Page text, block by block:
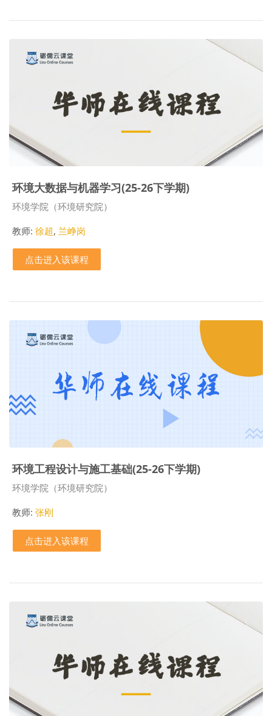
环境大数据与机器学习(25-26下学期)
课程类别
环境学院（环境研究院）
教师: 徐超, 兰峥岗
点击进入该课程
环境工程设计与施工基础(25-26下学期)
课程类别
环境学院（环境研究院）
教师: 张刚
点击进入该课程